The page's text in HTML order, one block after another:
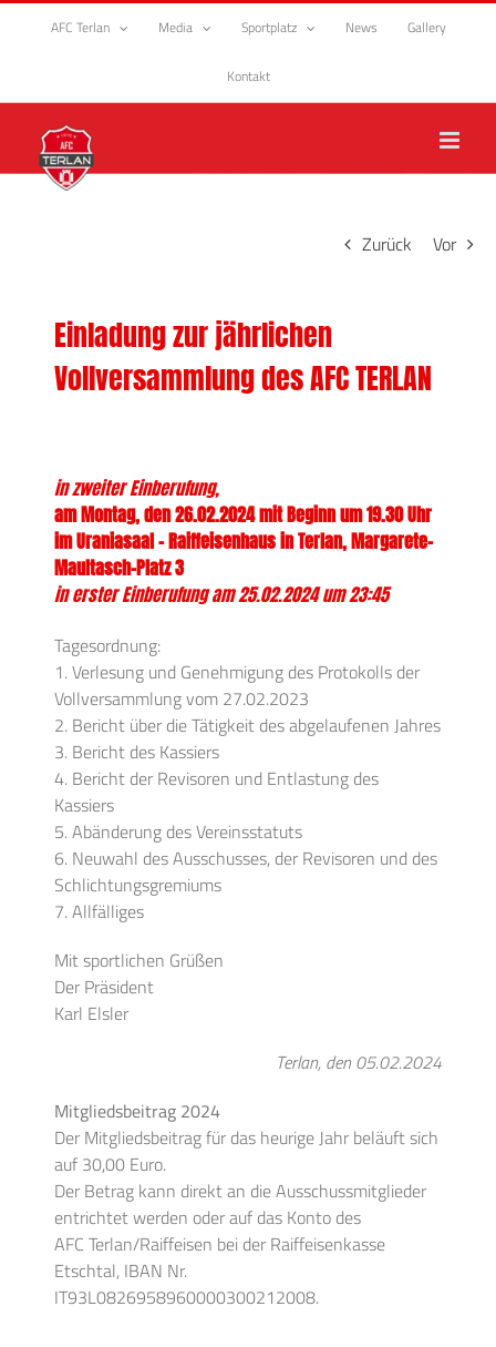
Zum
AFC Terlan Media Sportplatz News Gallery
Kontakt
Zurück Vor
Einladung zur jährlichen
Vollversammlung des AFC TERLAN
in zweiter Einberufung,
am Montag, den 26.02.2024 mit Beginn um 19.30 Uhr
im Uraniasaal – Raiffeisenhaus in Terlan, Margarete-
Maultasch-Platz 3
in erster Einberufung am 25.02.2024 um 23:45
Tagesordnung:
1. Verlesung und Genehmigung des Protokolls der
Vollversammlung vom 27.02.2023
2. Bericht über die Tätigkeit des abgelaufenen Jahres
3. Bericht des Kassiers
4. Bericht der Revisoren und Entlastung des
Kassiers
5. Abänderung des Vereinsstatuts
6. Neuwahl des Ausschusses, der Revisoren und des
Schlichtungsgremiums
7. Allfälliges
Mit sportlichen Grüßen
Der Präsident
Karl Elsler
Terlan, den 05.02.2024
Mitgliedsbeitrag 2024
Der Mitgliedsbeitrag für das heurige Jahr beläuft sich
auf 30,00 Euro.
Der Betrag kann direkt an die Ausschussmitglieder
entrichtet werden oder auf das Konto des
AFC Terlan/Raiffeisen bei der Raiffeisenkasse
Etschtal, IBAN Nr.
IT93L0826958960000300212008.